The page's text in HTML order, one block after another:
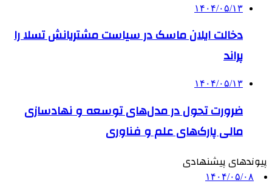
۱۴۰۴/۰۵/۱۳
دخالت ایلان ماسک در سیاست مشتریانش تسلا را
پراند
۱۴۰۴/۰۵/۱۳
ضرورت تحول در مدل‌های توسعه و نهادسازی
مالی پارک‌های علم و فناوری
پیوندهای پیشنهادی
۱۴۰۴/۰۵/۰۸